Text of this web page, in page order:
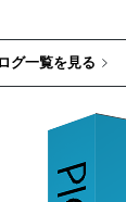
グ一覧を見る